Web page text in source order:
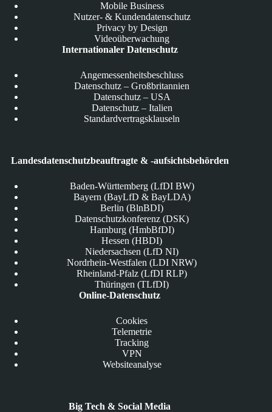
Mobile Business
Nutzer- & Kundendatenschutz
Privacy by Design
Videoüberwachung
Internationaler Datenschutz
Angemessenheitsbeschluss
Datenschutz – Großbritannien
Datenschutz – USA
Datenschutz – Italien
Standardvertragsklauseln
Landesdatenschutzbeauftragte & -aufsichtsbehörden
Baden-Württemberg (LfDI BW)
Bayern (BayLfD & BayLDA)
Berlin (BlnBDI)
Datenschutzkonferenz (DSK)
Hamburg (HmbBfDI)
Hessen (HBDI)
Niedersachsen (LfD NI)
Nordrhein-Westfalen (LDI NRW)
Rheinland-Pfalz (LfDI RLP)
Thüringen (TLfDI)
Online-Datenschutz
Cookies
Telemetrie
Tracking
VPN
Websiteanalyse
Big Tech & Social Media